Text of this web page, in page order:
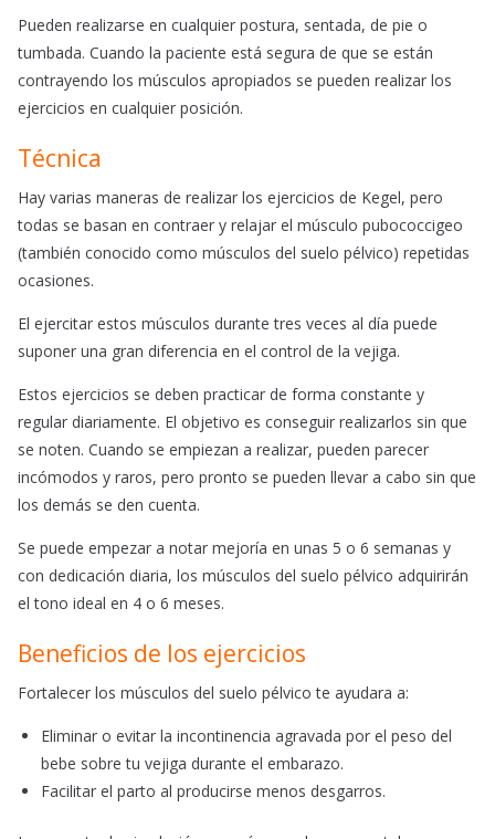
Pueden realizarse en cualquier postura, sentada, de pie o
tumbada. Cuando la paciente está segura de que se están
contrayendo los músculos apropiados se pueden realizar los
ejercicios en cualquier posición.
Técnica
Hay varias maneras de realizar los ejercicios de Kegel, pero
todas se basan en contraer y relajar el músculo pubococcigeo
(también conocido como músculos del suelo pélvico) repetidas
ocasiones.
El ejercitar estos músculos durante tres veces al día puede
suponer una gran diferencia en el control de la vejiga.
Estos ejercicios se deben practicar de forma constante y
regular diariamente. El objetivo es conseguir realizarlos sin que
se noten. Cuando se empiezan a realizar, pueden parecer
incómodos y raros, pero pronto se pueden llevar a cabo sin que
los demás se den cuenta.
Se puede empezar a notar mejoría en unas 5 o 6 semanas y
con dedicación diaria, los músculos del suelo pélvico adquirirán
el tono ideal en 4 o 6 meses.
Beneficios de los ejercicios
Fortalecer los músculos del suelo pélvico te ayudara a:
Eliminar o evitar la incontinencia agravada por el peso del
bebe sobre tu vejiga durante el embarazo.
Facilitar el parto al producirse menos desgarros.